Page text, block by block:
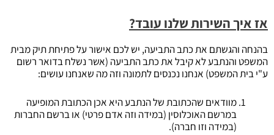
אז איך השירות שלנו עובד?
בהנחה והגשתם את כתב התביעה, יש לכם אישור על פתיחת תיק מבית
המשפט והנתבע לא קיבל את כתב התביעה (אשר נשלח בדואר רשום
ע"י בית המשפט) אנחנו נכנסים לתמונה וזה מה שאנחנו עושים:
מוודאים שהכתובת של הנתבע היא אכן הכתובת המופיעה
במרשם האוכלוסין (במידה וזה אדם פרטי) או ברשם החברות
(במידה וזו חברה).